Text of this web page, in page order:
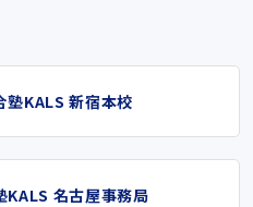
塾KALS 新宿本校
KALS 名古屋事務局